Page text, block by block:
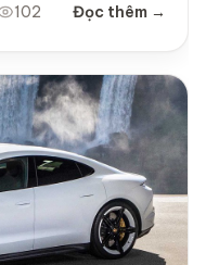
102 Đọc thêm →